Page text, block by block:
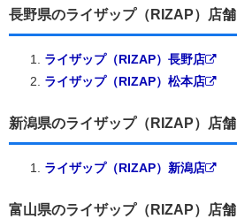
長野県のライザップ（RIZAP）店舗
ライザップ（RIZAP）長野店
ライザップ（RIZAP）松本店
新潟県のライザップ（RIZAP）店舗
ライザップ（RIZAP）新潟店
富山県のライザップ（RIZAP）店舗